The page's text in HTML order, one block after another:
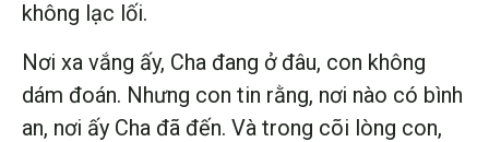
không lạc lối.
Nơi xa vắng ấy, Cha đang ở đâu, con không
dám đoán. Nhưng con tin rằng, nơi nào có bình
an, nơi ấy Cha đã đến. Và trong cõi lòng con,